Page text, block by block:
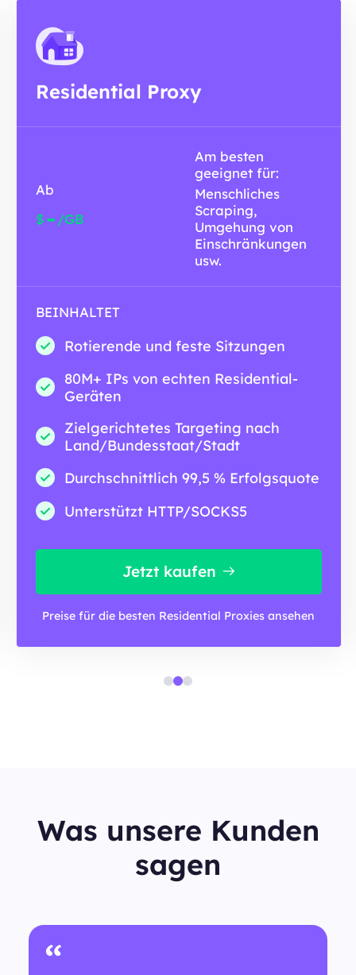
Residential Proxy
Ab
$- /GB
Am besten
geeignet für:
Menschliches
Scraping,
Umgehung von
Einschränkungen
usw.
BEINHALTET
Rotierende und feste Sitzungen
80M+ IPs von echten Residential-
Geräten
Zielgerichtetes Targeting nach
Land/Bundesstaat/Stadt
Durchschnittlich 99,5 % Erfolgsquote
Unterstützt HTTP/SOCKS5
Jetzt kaufen
Preise für die besten Residential Proxies ansehen
Was unsere Kunden
sagen
“